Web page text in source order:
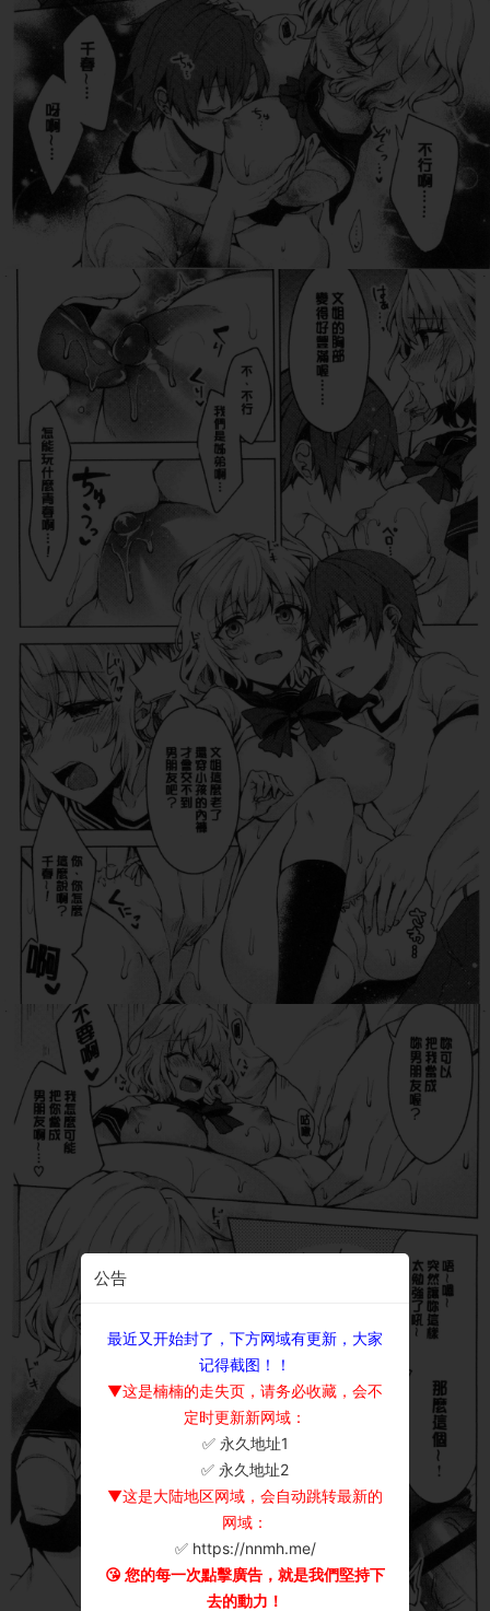
公告
最近又开始封了，下方网域有更新，大家
记得截图！！
▼这是楠楠的走失页，请务必收藏，会不
定时更新新网域：
✅ 永久地址1
✅ 永久地址2
▼这是大陆地区网域，会自动跳转最新的
网域：
✅ https://nnmh.me/
😘 您的每一次點擊廣告，就是我們堅持下
去的動力！